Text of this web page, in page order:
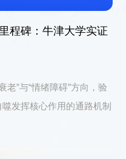
宏汇国际广场B
保留所有权利
沪ICP备
法律声明隐私政策
程碑：牛津大学实证
老”与“情绪障碍”方向，验
发挥核心作用的通路机制